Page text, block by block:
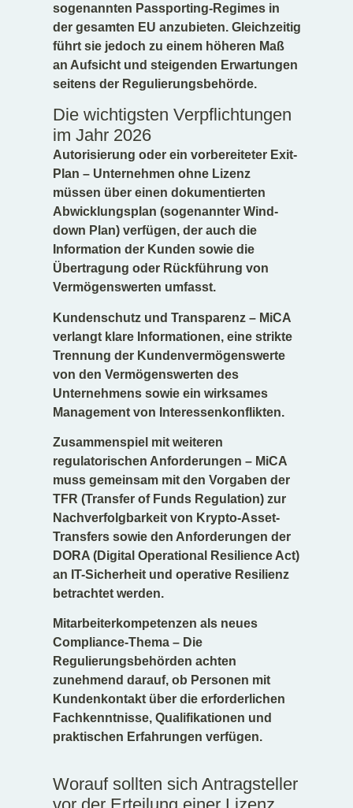
sogenannten Passporting-Regimes in
der gesamten EU anzubieten. Gleichzeitig
führt sie jedoch zu einem höheren Maß
an Aufsicht und steigenden Erwartungen
seitens der Regulierungsbehörde.
Die wichtigsten Verpflichtungen
im Jahr 2026
Autorisierung oder ein vorbereiteter Exit-
Plan – Unternehmen ohne Lizenz
müssen über einen dokumentierten
Abwicklungsplan (sogenannter Wind-
down Plan) verfügen, der auch die
Information der Kunden sowie die
Übertragung oder Rückführung von
Vermögenswerten umfasst.
Kundenschutz und Transparenz – MiCA
verlangt klare Informationen, eine strikte
Trennung der Kundenvermögenswerte
von den Vermögenswerten des
Unternehmens sowie ein wirksames
Management von Interessenkonflikten.
Zusammenspiel mit weiteren
regulatorischen Anforderungen – MiCA
muss gemeinsam mit den Vorgaben der
TFR (Transfer of Funds Regulation) zur
Nachverfolgbarkeit von Krypto-Asset-
Transfers sowie den Anforderungen der
DORA (Digital Operational Resilience Act)
an IT-Sicherheit und operative Resilienz
betrachtet werden.
Mitarbeiterkompetenzen als neues
Compliance-Thema – Die
Regulierungsbehörden achten
zunehmend darauf, ob Personen mit
Kundenkontakt über die erforderlichen
Fachkenntnisse, Qualifikationen und
praktischen Erfahrungen verfügen.
Worauf sollten sich Antragsteller